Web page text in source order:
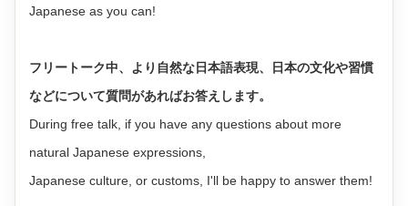
Japanese as you can!
フリートーク中、より自然な日本語表現、日本の文化や習慣
などについて質問があればお答えします。
During free talk, if you have any questions about more
natural Japanese expressions,
Japanese culture, or customs, I'll be happy to answer them!